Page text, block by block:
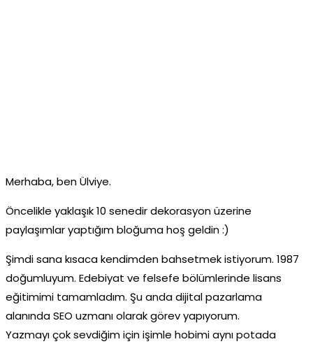
Merhaba, ben Ülviye.
Öncelikle yaklaşık 10 senedir dekorasyon üzerine
paylaşımlar yaptığım bloğuma hoş geldin :)
Şimdi sana kısaca kendimden bahsetmek istiyorum. 1987
doğumluyum. Edebiyat ve felsefe bölümlerinde lisans
eğitimimi tamamladım. Şu anda dijital pazarlama
alanında SEO uzmanı olarak görev yapıyorum.
Yazmayı çok sevdiğim için işimle hobimi aynı potada